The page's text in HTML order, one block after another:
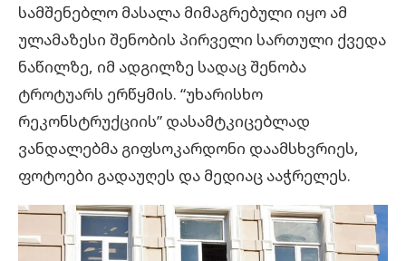
სამშენებლო მასალა მიმაგრებული იყო ამ
ულამაზესი შენობის პირველი სართული ქვედა
ნაწილზე, იმ ადგილზე სადაც შენობა
ტროტუარს ერწყმის. “უხარისხო
რეკონსტრუქციის” დასამტკიცებლად
ვანდალებმა გიფსოკარდონი დაამსხვრიეს,
ფოტოები გადაუღეს და მედიაც ააჭრელეს.